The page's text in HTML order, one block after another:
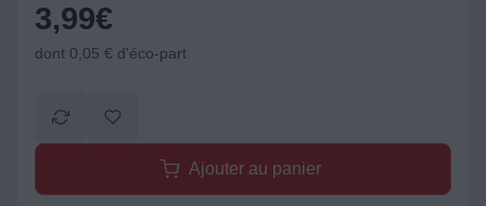
3,99€
dont 0,05 € d'éco-part
Ajouter au panier